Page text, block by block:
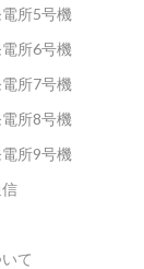
所5号機
所6号機
所7号機
所8号機
所9号機
て